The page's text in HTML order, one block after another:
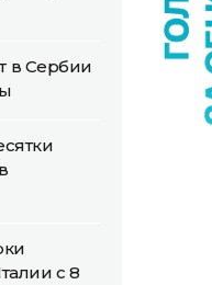
в Сербии
с 8